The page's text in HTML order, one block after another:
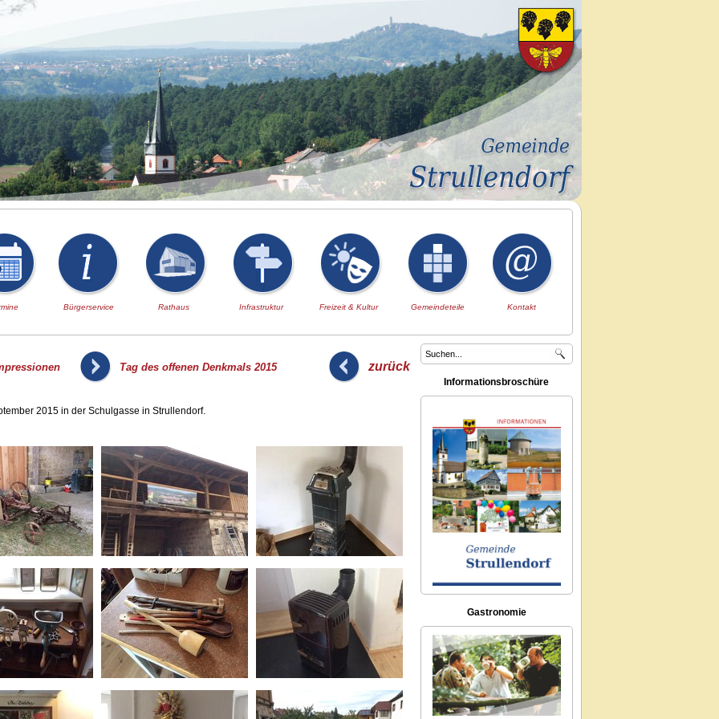
Bürgerservice Rathaus Infrastruktur Freizeit & Kultur Gemeindeteile Kontakt
Tag des offenen Denkmals 2015 zurück
2015 in der Schulgasse in Strullendorf.
Informationsbroschüre
Gastronomie